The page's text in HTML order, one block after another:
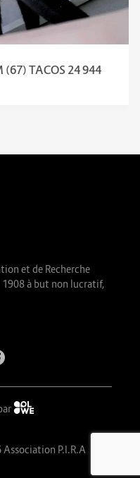
TACOS 24 944
et de Recherche
1908 à but non lucratif,
P.I.R.A